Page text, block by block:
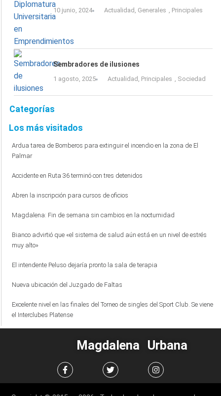
10 junio, 2024 Actualidad , Generales , Principales
Sembradores de ilusiones
1 agosto, 2025 Actualidad , Principales , Sociedad
Categorías
Los más visitados
Ardua tarea de Bomberos para extinguir el incendio en la zona de El
Palmar
Accidente en Ruta 36 terminó con tres detenidos
Abren la inscripción para cursos de oficios
Magdalena: Fin de semana sin cambios en la nocturnidad
Bianco advirtió que «el sistema de salud aún está en un nivel de estrés
muy alto»
El intendente Peluso dejaría pronto la sala de terapia
Nueva ubicación del Juzgado de Faltas
Excelente nivel en las finales del Torneo de singles del Sport Club. Se viene
el Interclubes Platense
Magdalena Urbana